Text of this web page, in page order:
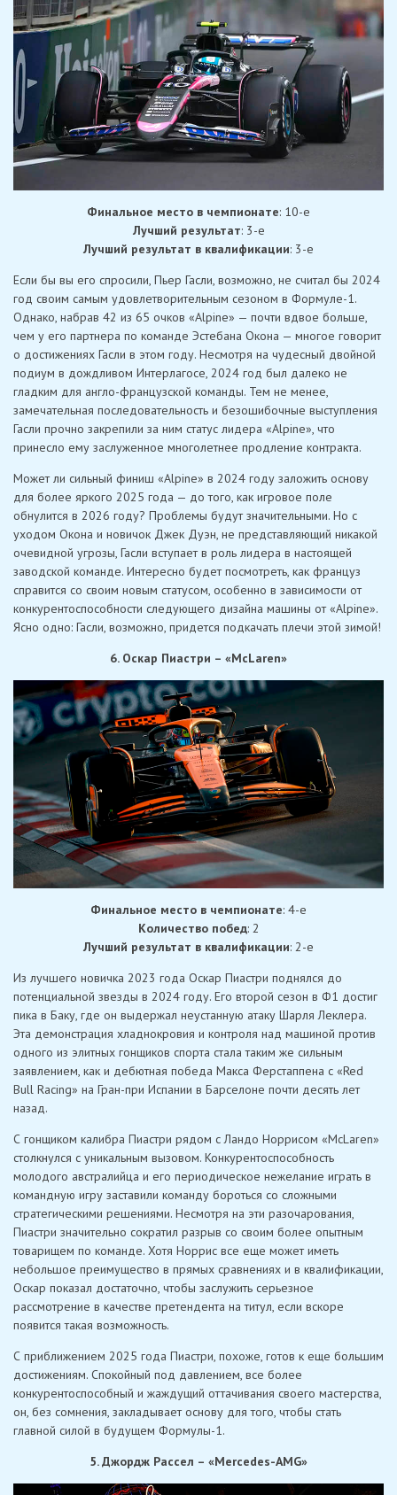
Финальное место в чемпионате: 10-е
Лучший результат: 3-е
Лучший результат в квалификации: 3-е
Если бы вы его спросили, Пьер Гасли, возможно, не считал бы 2024
год своим самым удовлетворительным сезоном в Формуле-1.
Однако, набрав 42 из 65 очков «Alpine» — почти вдвое больше,
чем у его партнера по команде Эстебана Окона — многое говорит
о достижениях Гасли в этом году. Несмотря на чудесный двойной
подиум в дождливом Интерлагосе, 2024 год был далеко не
гладким для англо-французской команды. Тем не менее,
замечательная последовательность и безошибочные выступления
Гасли прочно закрепили за ним статус лидера «Alpine», что
принесло ему заслуженное многолетнее продление контракта.
Может ли сильный финиш «Alpine» в 2024 году заложить основу
для более яркого 2025 года — до того, как игровое поле
обнулится в 2026 году? Проблемы будут значительными. Но с
уходом Окона и новичок Джек Дуэн, не представляющий никакой
очевидной угрозы, Гасли вступает в роль лидера в настоящей
заводской команде. Интересно будет посмотреть, как француз
справится со своим новым статусом, особенно в зависимости от
конкурентоспособности следующего дизайна машины от «Alpine».
Ясно одно: Гасли, возможно, придется подкачать плечи этой зимой!
6. Оскар Пиастри – «McLaren»
Финальное место в чемпионате: 4-е
Количество побед: 2
Лучший результат в квалификации: 2-е
Из лучшего новичка 2023 года Оскар Пиастри поднялся до
потенциальной звезды в 2024 году. Его второй сезон в Ф1 достиг
пика в Баку, где он выдержал неустанную атаку Шарля Леклера.
Эта демонстрация хладнокровия и контроля над машиной против
одного из элитных гонщиков спорта стала таким же сильным
заявлением, как и дебютная победа Макса Ферстаппена с «Red
Bull Racing» на Гран-при Испании в Барселоне почти десять лет
назад.
С гонщиком калибра Пиастри рядом с Ландо Норрисом «McLaren»
столкнулся с уникальным вызовом. Конкурентоспособность
молодого австралийца и его периодическое нежелание играть в
командную игру заставили команду бороться со сложными
стратегическими решениями. Несмотря на эти разочарования,
Пиастри значительно сократил разрыв со своим более опытным
товарищем по команде. Хотя Норрис все еще может иметь
небольшое преимущество в прямых сравнениях и в квалификации,
Оскар показал достаточно, чтобы заслужить серьезное
рассмотрение в качестве претендента на титул, если вскоре
появится такая возможность.
С приближением 2025 года Пиастри, похоже, готов к еще большим
достижениям. Спокойный под давлением, все более
конкурентоспособный и жаждущий оттачивания своего мастерства,
он, без сомнения, закладывает основу для того, чтобы стать
главной силой в будущем Формулы-1.
5. Джордж Рассел – «Mercedes-AMG»